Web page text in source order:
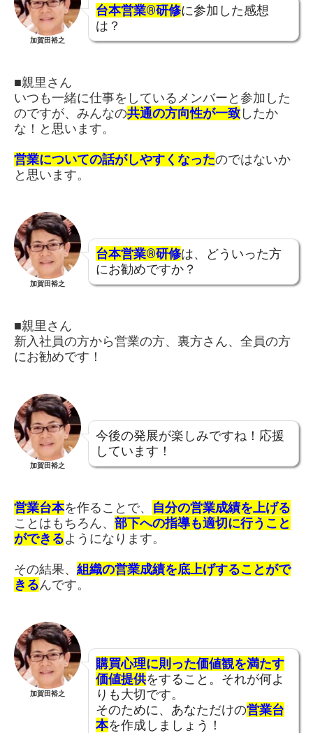
加賀田裕之
台本営業®研修に参加した感想
は？
■親里さん
いつも一緒に仕事をしているメンバーと参加した
のですが、みんなの共通の方向性が一致したか
な！と思います。
営業についての話がしやすくなったのではないか
と思います。
加賀田裕之
台本営業®研修は、どういった方
にお勧めですか？
■親里さん
新入社員の方から営業の方、裏方さん、全員の方
にお勧めです！
加賀田裕之
今後の発展が楽しみですね！応援
しています！
営業台本を作ることで、 自分の営業成績を上げる
ことはもちろん、 部下への指導も適切に行うこと
ができるようになります。
その結果、 組織の営業成績を底上げすることがで
きるんです。
加賀田裕之
購買心理に則った価値観を満たす
価値提供をすること。それが何よ
りも大切です。
そのために、あなただけの営業台
本を作成しましょう！